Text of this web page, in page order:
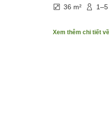
36 m²
Xem thêm chi tiết